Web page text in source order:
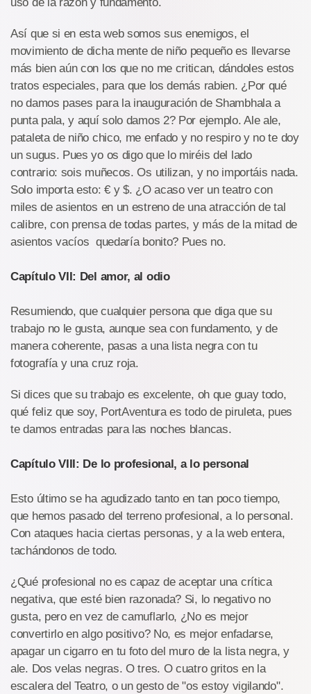
Así que si en esta web somos sus enemigos, el
movimiento de dicha mente de niño pequeño es llevarse
más bien aún con los que no me critican, dándoles estos
tratos especiales, para que los demás rabien. ¿Por qué
no damos pases para la inauguración de Shambhala a
punta pala, y aquí solo damos 2? Por ejemplo. Ale ale,
pataleta de niño chico, me enfado y no respiro y no te doy
un sugus. Pues yo os digo que lo miréis del lado
contrario: sois muñecos. Os utilizan, y no importáis nada.
Solo importa esto: € y $. ¿O acaso ver un teatro con
miles de asientos en un estreno de una atracción de tal
calibre, con prensa de todas partes, y más de la mitad de
asientos vacíos quedaría bonito? Pues no.
Capítulo VII: Del amor, al odio
Resumiendo, que cualquier persona que diga que su
trabajo no le gusta, aunque sea con fundamento, y de
manera coherente, pasas a una lista negra con tu
fotografía y una cruz roja.
Si dices que su trabajo es excelente, oh que guay todo,
qué feliz que soy, PortAventura es todo de piruleta, pues
te damos entradas para las noches blancas.
Capítulo VIII: De lo profesional, a lo personal
Esto último se ha agudizado tanto en tan poco tiempo,
que hemos pasado del terreno profesional, a lo personal.
Con ataques hacia ciertas personas, y a la web entera,
tachándonos de todo.
¿Qué profesional no es capaz de aceptar una crítica
negativa, que esté bien razonada? Si, lo negativo no
gusta, pero en vez de camuflarlo, ¿No es mejor
convertirlo en algo positivo? No, es mejor enfadarse,
apagar un cigarro en tu foto del muro de la lista negra, y
ale. Dos velas negras. O tres. O cuatro gritos en la
escalera del Teatro, o un gesto de "os estoy vigilando".